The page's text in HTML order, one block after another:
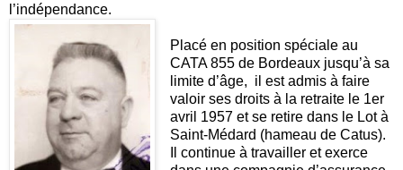
l’indépendance.
Placé en position spéciale au
CATA 855 de Bordeaux jusqu’à sa
limite d’âge, il est admis à faire
valoir ses droits à la retraite le 1er
avril 1957 et se retire dans le Lot à
Saint-Médard (hameau de Catus).
Il continue à travailler et exerce